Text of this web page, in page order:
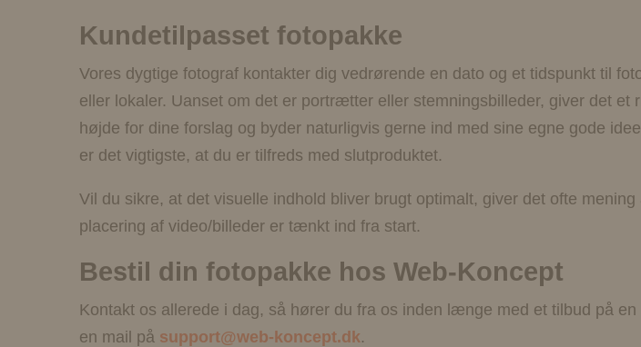
Kundetilpasset fotopakke
Vores dygtige fotograf kontakter dig vedrørende en dato og et tidspunkt til
eller lokaler. Uanset om det er portrætter eller stemningsbilleder, giver det
højde for dine forslag og byder naturligvis gerne ind med sine egne gode
er det vigtigste, at du er tilfreds med slutproduktet.
Vil du sikre, at det visuelle indhold bliver brugt optimalt, giver det ofte
placering af video/billeder er tænkt ind fra start.
Bestil din fotopakke hos Web-Koncept
Kontakt os allerede i dag, så hører du fra os inden længe med et tilbud på
en mail på support@web-koncept.dk.